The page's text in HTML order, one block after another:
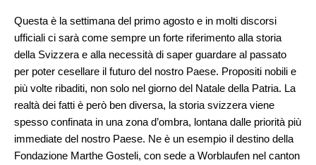
Questa è la settimana del primo agosto e in molti discorsi
ufficiali ci sarà come sempre un forte riferimento alla storia
della Svizzera e alla necessità di saper guardare al passato
per poter cesellare il futuro del nostro Paese. Propositi nobili e
più volte ribaditi, non solo nel giorno del Natale della Patria. La
realtà dei fatti è però ben diversa, la storia svizzera viene
spesso confinata in una zona d’ombra, lontana dalle priorità più
immediate del nostro Paese. Ne è un esempio il destino della
Fondazione Marthe Gosteli, con sede a Worblaufen nel canton